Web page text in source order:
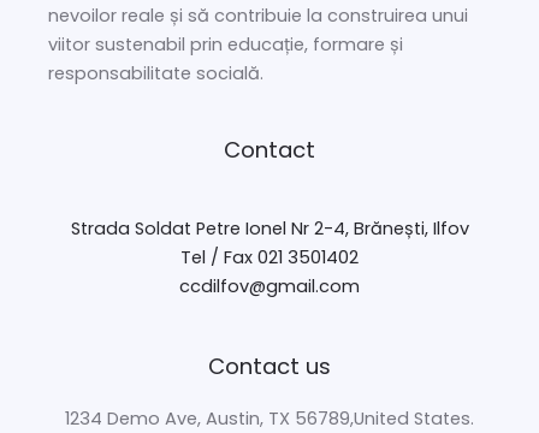
nevoilor reale și să contribuie la construirea unui
viitor sustenabil prin educație, formare și
responsabilitate socială.
Contact
Strada Soldat Petre Ionel Nr 2-4, Brănești, Ilfov
Tel / Fax 021 3501402
ccdilfov@gmail.com
Contact us
1234 Demo Ave, Austin, TX 56789,United States.